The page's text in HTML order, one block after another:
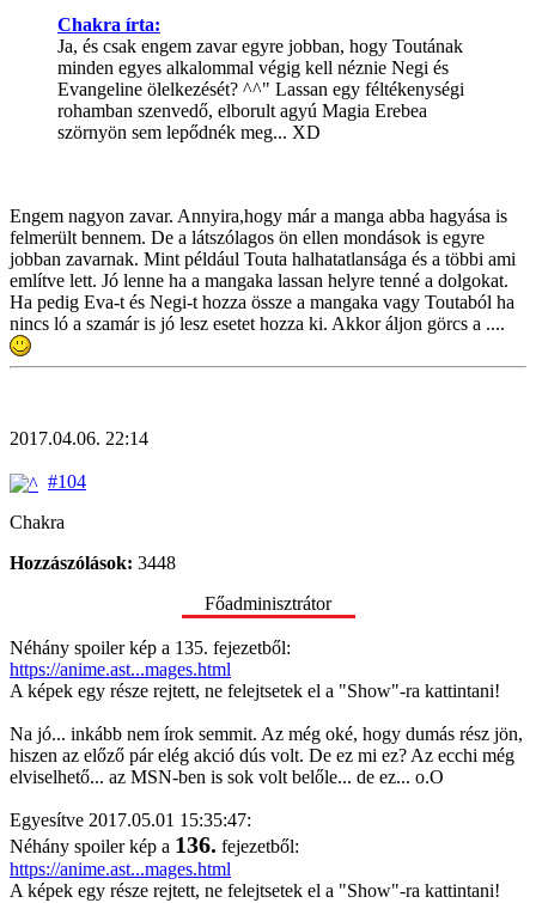
Chakra írta:
Ja, és csak engem zavar egyre jobban, hogy Toutának
minden egyes alkalommal végig kell néznie Negi és
Evangeline ölelkezését? ^^" Lassan egy féltékenységi
rohamban szenvedő, elborult agyú Magia Erebea
szörnyön sem lepődnék meg... XD
Engem nagyon zavar. Annyira,hogy már a manga abba hagyása is
felmerült bennem. De a látszólagos ön ellen mondások is egyre
jobban zavarnak. Mint például Touta halhatatlansága és a többi ami
említve lett. Jó lenne ha a mangaka lassan helyre tenné a dolgokat.
Ha pedig Eva-t és Negi-t hozza össze a mangaka vagy Toutaból ha
nincs ló a szamár is jó lesz esetet hozza ki. Akkor áljon görcs a ....
2017.04.06. 22:14
#104
Chakra
Hozzászólások: 3448
Főadminisztrátor
Néhány spoiler kép a 135. fejezetből:
https://anime.ast...mages.html
A képek egy része rejtett, ne felejtsetek el a "Show"-ra kattintani!
Na jó... inkább nem írok semmit. Az még oké, hogy dumás rész jön,
hiszen az előző pár elég akció dús volt. De ez mi ez? Az ecchi még
elviselhető... az MSN-ben is sok volt belőle... de ez... o.O
Egyesítve 2017.05.01 15:35:47:
Néhány spoiler kép a 136. fejezetből:
https://anime.ast...mages.html
A képek egy része rejtett, ne felejtsetek el a "Show"-ra kattintani!